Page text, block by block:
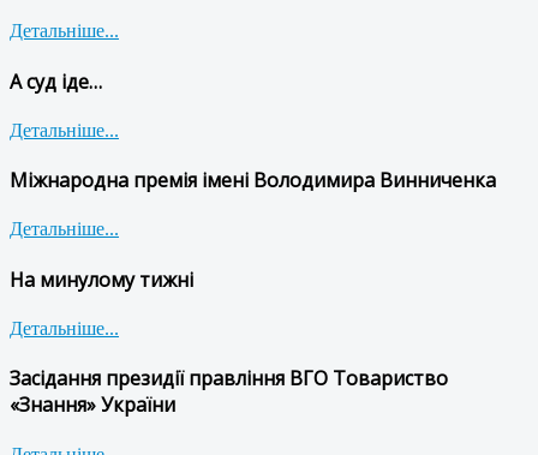
Детальніше...
А суд іде…
Детальніше...
Міжнародна премія імені Володимира Винниченка
Детальніше...
На минулому тижні
Детальніше...
Засідання президії правління ВГО Товариство
«Знання» України